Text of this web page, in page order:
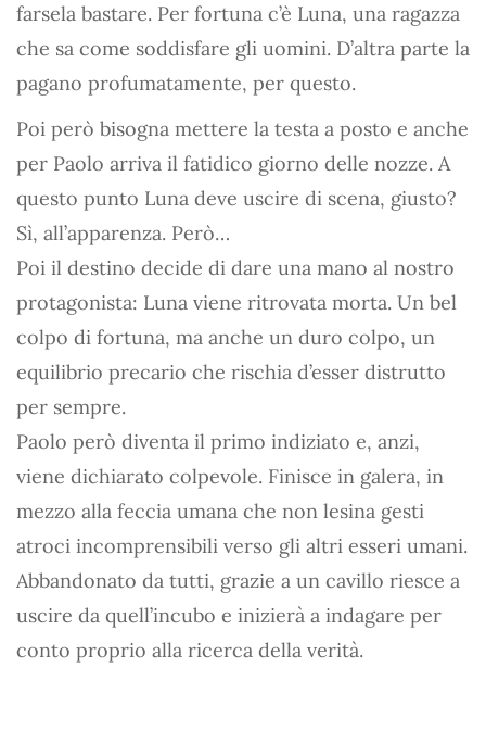
farsela bastare. Per fortuna c’è Luna, una ragazza
che sa come soddisfare gli uomini. D’altra parte la
pagano profumatamente, per questo.
Poi però bisogna mettere la testa a posto e anche
per Paolo arriva il fatidico giorno delle nozze. A
questo punto Luna deve uscire di scena, giusto?
Sì, all’apparenza. Però…
Poi il destino decide di dare una mano al nostro
protagonista: Luna viene ritrovata morta. Un bel
colpo di fortuna, ma anche un duro colpo, un
equilibrio precario che rischia d’esser distrutto
per sempre.
Paolo però diventa il primo indiziato e, anzi,
viene dichiarato colpevole. Finisce in galera, in
mezzo alla feccia umana che non lesina gesti
atroci incomprensibili verso gli altri esseri umani.
Abbandonato da tutti, grazie a un cavillo riesce a
uscire da quell’incubo e inizierà a indagare per
conto proprio alla ricerca della verità.